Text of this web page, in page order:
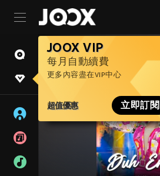
JOOX VIP
每月自動續費
更多內容盡在VIP中心
超值優惠 立即訂閱